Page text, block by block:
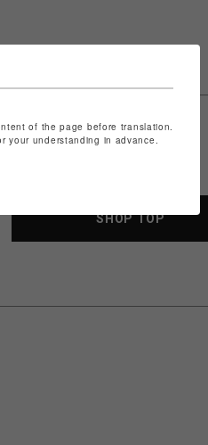
SHOP TOP
of the page before translation.
your understanding in advance.